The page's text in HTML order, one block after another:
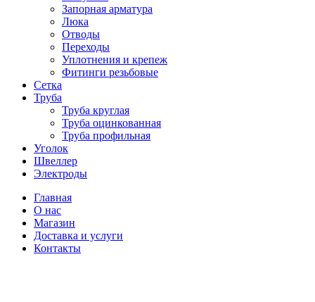
Запорная арматура
Люка
Отводы
Переходы
Уплотнения и крепеж
Фитинги резьбовые
Сетка
Труба
Труба круглая
Труба оцинкованная
Труба профильная
Уголок
Швеллер
Электроды
Главная
О нас
Магазин
Доставка и услуги
Контакты